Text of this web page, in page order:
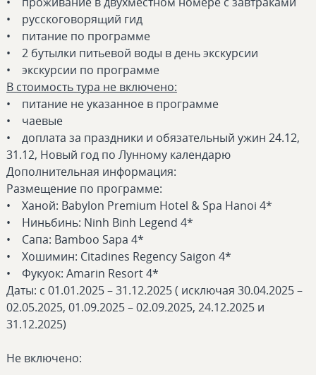
• русскоговорящий гид
• питание по программе
• 2 бутылки питьевой воды в день экскурсии
• экскурсии по программе
В стоимость тура не включено:
• питание не указанное в программе
• чаевые
• доплата за праздники и обязательный ужин 24.12,
31.12, Новый год по Лунному календарю
Дополнительная информация:
Размещение по программе:
• Ханой: Babylon Premium Hotel & Spa Hanoi 4*
• Ниньбинь: Ninh Binh Legend 4*
• Сапа: Bamboo Sapa 4*
• Хошимин: Citadines Regency Saigon 4*
• Фукуок: Amarin Resort 4*
Даты: с 01.01.2025 – 31.12.2025 ( исключая 30.04.2025 –
02.05.2025, 01.09.2025 – 02.09.2025, 24.12.2025 и
31.12.2025)
Не включено: